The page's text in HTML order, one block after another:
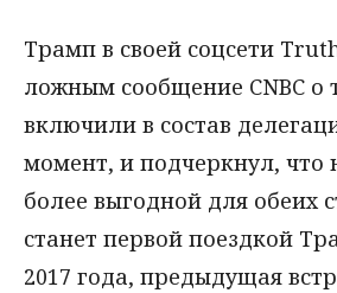
Трамп в своей соцсети
ложным сообщение CNBC о
включили в состав
момент, и подчеркнул, что
более выгодной для обеих
станет первой поездкой
2017 года, предыдущая